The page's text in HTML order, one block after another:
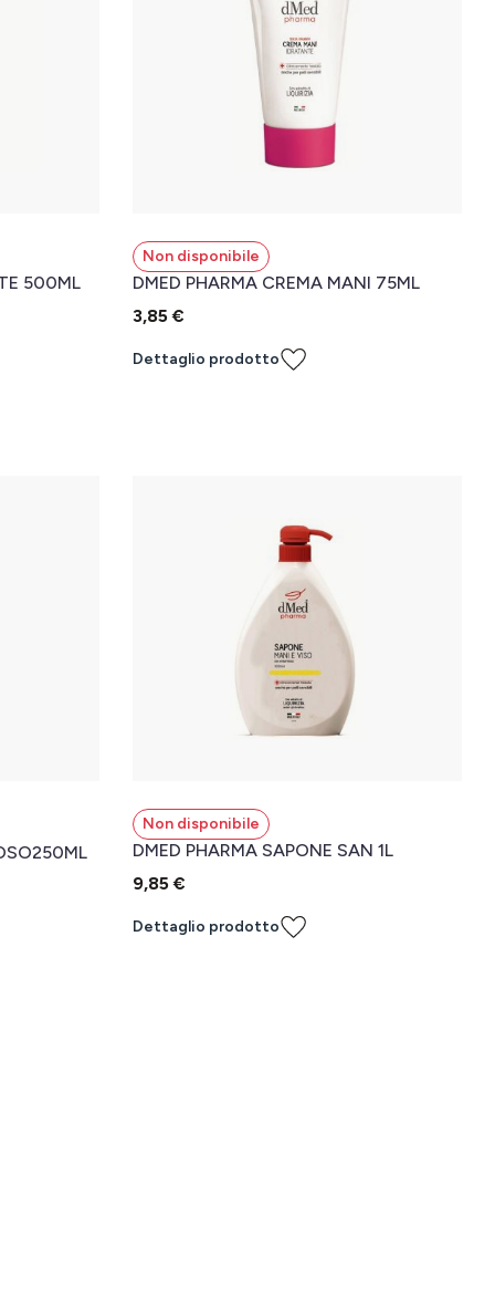
500ML
Non disponibile
DMED PHARMA CREMA MANI 75ML
3,85 €
Dettaglio prodotto
Non disponibile
DMED PHARMA SAPONE SAN 1L
9,85 €
Dettaglio prodotto